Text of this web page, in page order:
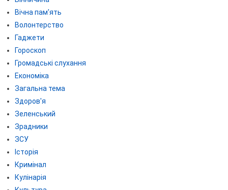
Вічна пам'ять
Волонтерство
Гаджети
Гороскоп
Громадські слухання
Економіка
Загальна тема
Здоров'я
Зеленський
Зрадники
ЗСУ
Історія
Кримінал
Кулінарія